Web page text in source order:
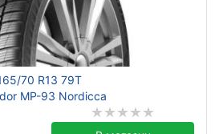
70 R13 79T
MP-93 Nordicca